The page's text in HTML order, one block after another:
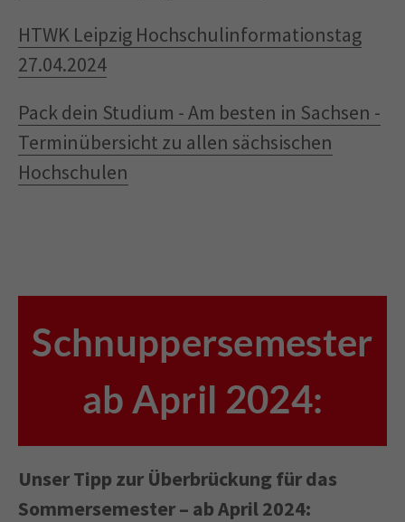
HTWK Leipzig Hochschulinformationstag
27.04.2024
Pack dein Studium - Am besten in Sachsen -
Terminübersicht zu allen sächsischen
Hochschulen
Schnuppersemester
ab April 2024:
Unser Tipp zur Überbrückung für das
Sommersemester – ab April 2024: